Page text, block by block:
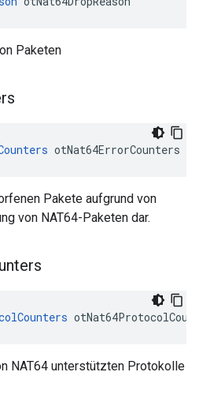
Paketen
otNat64ErrorCounters
Pakete aufgrund von
von NAT64-Paketen dar.
NAT64 unterstützten Protokolle